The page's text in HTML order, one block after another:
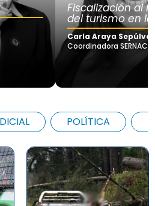
Fiscalización al
del turismo en
Carla Araya
Coordinadora SERNAC
POLÍTICA